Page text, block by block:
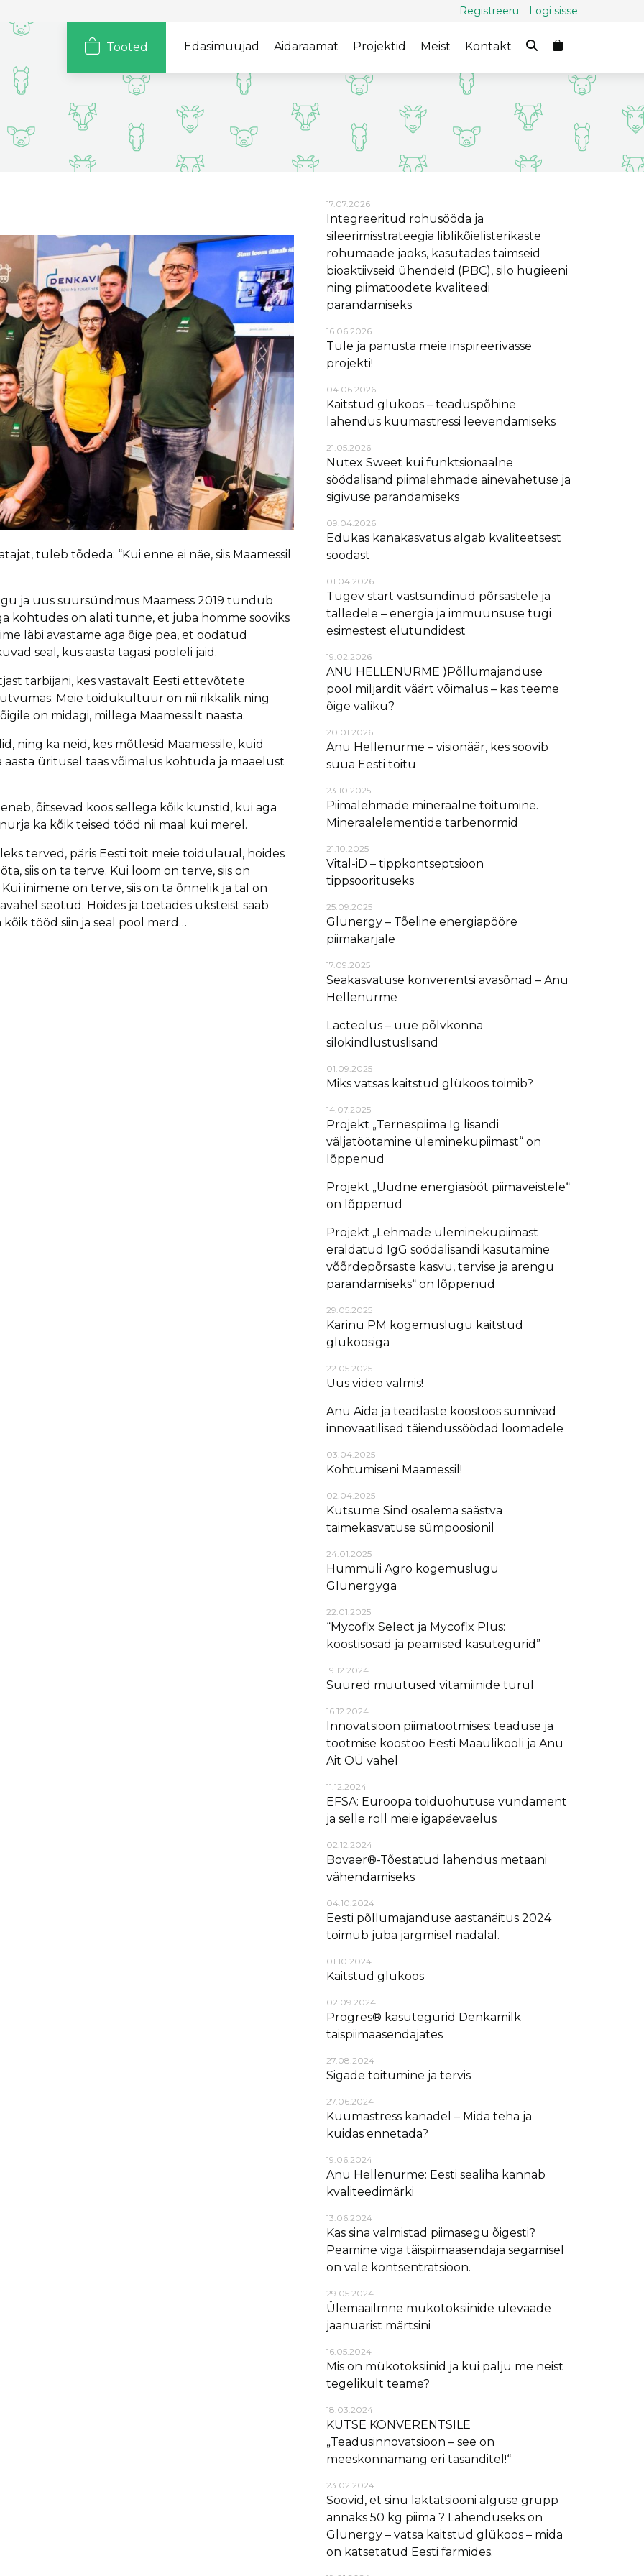
Registreeru Logi sisse
Tooted
Sigadele
Lihaveistele
Piimakarjale
Vasikatele
Hobustele
Tootegrupid
Hügieen ja
ohutus
Mahe
Edasimüüjad Aidaraamat Projektid Meist Kontakt
tuleb tõdeda: “Kui enne ei näe, siis Maamessil
ja uus suursündmus Maamess 2019 tundub
kohtudes on alati tunne, et juba homme sooviks
läbi avastame aga õige pea, et oodatud
seal, kus aasta tagasi pooleli jäid.
tarbijani, kes vastavalt Eesti ettevõtete
Meie toidukultuur on nii rikkalik ning
on midagi, millega Maamessilt naasta.
ning ka neid, kes mõtlesid Maamessile, kuid
üritusel taas võimalus kohtuda ja maaelust
õitsevad koos sellega kõik kunstid, kui aga
ka kõik teised tööd nii maal kui merel.
terved, päris Eesti toit meie toidulaual, hoides
siis on ta terve. Kui loom on terve, siis on
inimene on terve, siis on ta õnnelik ja tal on
seotud. Hoides ja toetades üksteist saab
tööd siin ja seal pool merd…
17.07.2026
Integreeritud rohusööda ja
sileerimisstrateegia liblikõielisterikaste
rohumaade jaoks, kasutades taimseid
bioaktiivseid ühendeid (PBC), silo hügieeni
ning piimatoodete kvaliteedi
parandamiseks
16.06.2026
Tule ja panusta meie inspireerivasse
projekti!
04.06.2026
Kaitstud glükoos – teaduspõhine
lahendus kuumastressi leevendamiseks
21.05.2026
Nutex Sweet kui funktsionaalne
söödalisand piimalehmade ainevahetuse ja
sigivuse parandamiseks
09.04.2026
Edukas kanakasvatus algab kvaliteetsest
söödast
01.04.2026
Tugev start vastsündinud põrsastele ja
talledele – energia ja immuunsuse tugi
esimestest elutundidest
19.02.2026
ANU HELLENURME ⟩Põllumajanduse
pool miljardit väärt vōimalus – kas teeme
õige valiku?
20.01.2026
Anu Hellenurme – visionäär, kes soovib
süüa Eesti toitu
23.10.2025
Piimalehmade mineraalne toitumine.
Mineraalelementide tarbenormid
21.10.2025
Vital-iD – tippkontseptsioon
tippsoorituseks
25.09.2025
Glunergy – Tõeline energiapööre
piimakarjale
17.09.2025
Seakasvatuse konverentsi avasõnad – Anu
Hellenurme
Lacteolus – uue põlvkonna
silokindlustuslisand
01.09.2025
Miks vatsas kaitstud glükoos toimib?
14.07.2025
Projekt „Ternespiima Ig lisandi
väljatöötamine üleminekupiimast“ on
lõppenud
Projekt „Uudne energiasööt piimaveistele“
on lõppenud
Projekt „Lehmade üleminekupiimast
eraldatud IgG söödalisandi kasutamine
võõrdepõrsaste kasvu, tervise ja arengu
parandamiseks“ on lõppenud
29.05.2025
Karinu PM kogemuslugu kaitstud
glükoosiga
22.05.2025
Uus video valmis!
Anu Aida ja teadlaste koostöös sünnivad
innovaatilised täiendussöödad loomadele
03.04.2025
Kohtumiseni Maamessil!
02.04.2025
Kutsume Sind osalema säästva
taimekasvatuse sümpoosionil
24.01.2025
Hummuli Agro kogemuslugu
Glunergyga
22.01.2025
“Mycofix Select ja Mycofix Plus:
koostisosad ja peamised kasutegurid”
19.12.2024
Suured muutused vitamiinide turul
16.12.2024
Innovatsioon piimatootmises: teaduse ja
tootmise koostöö Eesti Maaülikooli ja Anu
Ait OÜ vahel
11.12.2024
EFSA: Euroopa toiduohutuse vundament
ja selle roll meie igapäevaelus
02.12.2024
Bovaer®-Tõestatud lahendus metaani
vähendamiseks
04.10.2024
Eesti põllumajanduse aastanäitus 2024
toimub juba järgmisel nädalal.
01.10.2024
Kaitstud glükoos
02.09.2024
Progres® kasutegurid Denkamilk
täispiimaasendajates
27.08.2024
Sigade toitumine ja tervis
27.06.2024
Kuumastress kanadel – Mida teha ja
kuidas ennetada?
19.06.2024
Anu Hellenurme: Eesti sealiha kannab
kvaliteedimärki
13.06.2024
Kas sina valmistad piimasegu õigesti?
Peamine viga täispiimaasendaja segamisel
on vale kontsentratsioon.
29.05.2024
Ülemaailmne mükotoksiinide ülevaade
jaanuarist märtsini
16.05.2024
Mis on mükotoksiinid ja kui palju me neist
tegelikult teame?
18.03.2024
KUTSE KONVERENTSILE
„Teadusinnovatsioon – see on
meeskonnamäng eri tasanditel!“
23.02.2024
Soovid, et sinu laktatsiooni alguse grupp
annaks 50 kg piima ? Lahenduseks on
Glunergy – vatsa kaitstud glükoos – mida
on katsetatud Eesti farmides.